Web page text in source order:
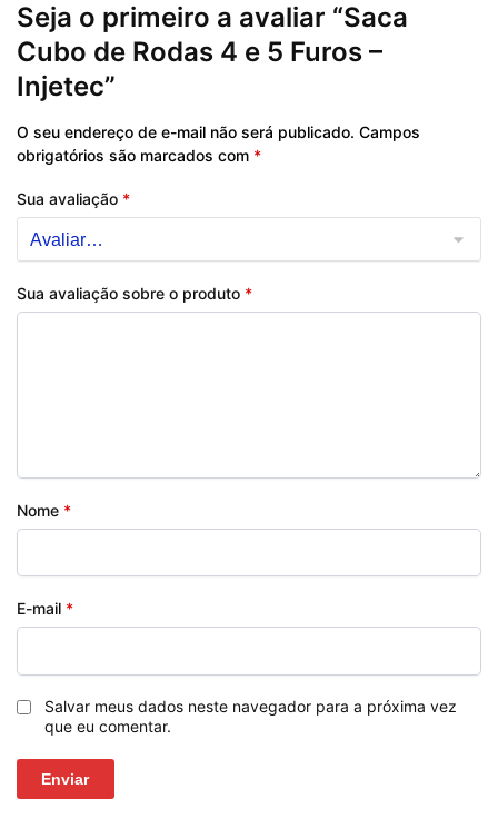
Seja o primeiro a avaliar “Saca
Cubo de Rodas 4 e 5 Furos –
Injetec”
O seu endereço de e-mail não será publicado. Campos
obrigatórios são marcados com *
Sua avaliação *
Sua avaliação sobre o produto *
Nome *
E-mail *
Salvar meus dados neste navegador para a próxima vez
que eu comentar.